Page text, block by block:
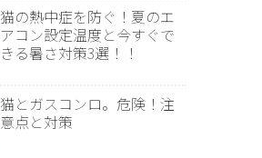
猫の熱中症を防ぐ！夏のエ
アコン設定温度と今すぐで
きる暑さ対策3選！！
猫とガスコンロ。危険！注
意点と対策